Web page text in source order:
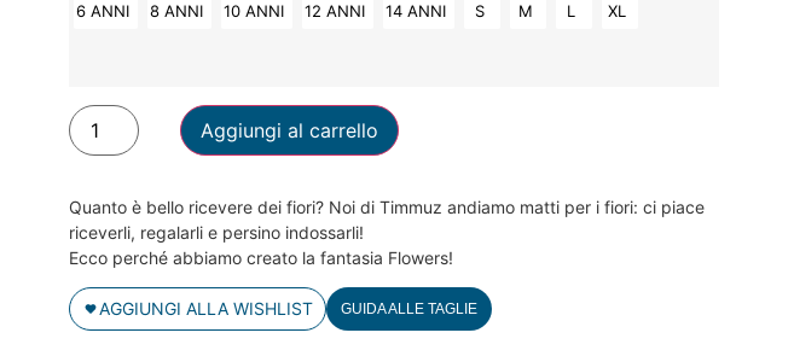
6 ANNI 8 ANNI 10 ANNI 12 ANNI 14 ANNI S M L XL
Aggiungi al carrello
Quanto è bello ricevere dei fiori? Noi di Timmuz andiamo matti per i fiori: ci piace
riceverli, regalarli e persino indossarli!
Ecco perché abbiamo creato la fantasia Flowers!
AGGIUNGI ALLA WISHLIST GUIDA ALLE TAGLIE